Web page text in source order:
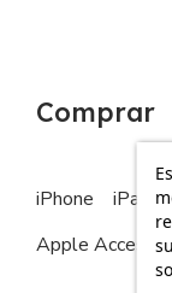
Comprar
iPhone iPad
Apple